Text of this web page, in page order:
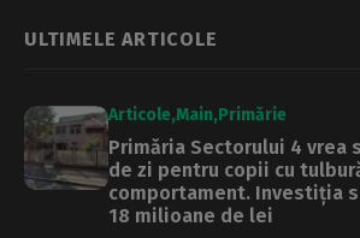
ULTIMELE ARTICOLE
Articole Main Primărie
Primăria Sectorului 4 vrea
de zi pentru copii cu
comportament. Investiția
18 milioane de lei